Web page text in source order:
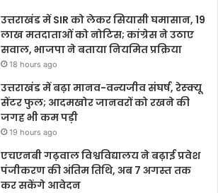
उत्तराखंड में SIR को लेकर सियासी घमासान, 19
लाख मतदाताओं को नोटिस; कांग्रेस ने उठाए
सवाल, भाजपा ने बताया नियमित प्रक्रिया
18 hours ago
उत्तराखंड में बढ़ा मानव-वन्यजीव संघर्ष, रेस्क्यू
सेंटर फुल; आदमखोर जानवरों को रखने की
जगह भी कम पड़ी
19 hours ago
एचएनबी गढ़वाल विश्वविद्यालय ने बढ़ाई प्रवेश
पंजीकरण की अंतिम तिथि, अब 7 अगस्त तक
कर सकेंगे आवेदन